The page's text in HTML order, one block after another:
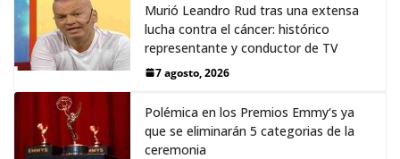
Murió Leandro Rud tras una extensa
lucha contra el cáncer: histórico
representante y conductor de TV
7 agosto, 2026
Polémica en los Premios Emmy‘s ya
que se eliminarán 5 categorias de la
ceremonia